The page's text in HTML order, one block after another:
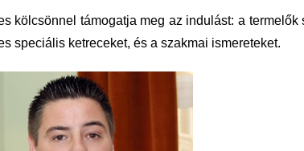
kölcsönnel támogatja meg az indulást: a termelők
speciális ketreceket, és a szakmai ismereteket.